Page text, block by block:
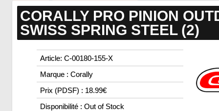
CORALLY PRO PINION
SWISS SPRING STEEL (2)
Article: C-00180-155-X
Marque : Corally
Prix (PDSF) : 18.99€
Disponibilité : Out of Stock